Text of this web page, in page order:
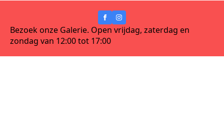
Bezoek onze Galerie. Open vrijdag, zaterdag en
zondag van 12:00 tot 17:00